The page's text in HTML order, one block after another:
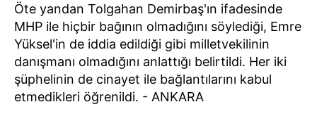
Öte yandan Tolgahan Demirbaş'ın ifadesinde
MHP ile hiçbir bağının olmadığını söylediği, Emre
Yüksel'in de iddia edildiği gibi milletvekilinin
danışmanı olmadığını anlattığı belirtildi. Her iki
şüphelinin de cinayet ile bağlantılarını kabul
etmedikleri öğrenildi. - ANKARA